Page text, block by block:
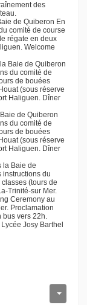
des
de Quiberon En
comité de course
régate en deux
Welcome
Baie de Quiberon
du comité de
de bouées
(sous réserve
Haliguen. Dîner
de Quiberon
du comité de
de bouées
(sous réserve
Haliguen. Dîner
la Baie de
instructions du
(tours de
Trinité-sur Mer.
Ceremony au
Proclamation
bus vers 22h.
Josy Barthel